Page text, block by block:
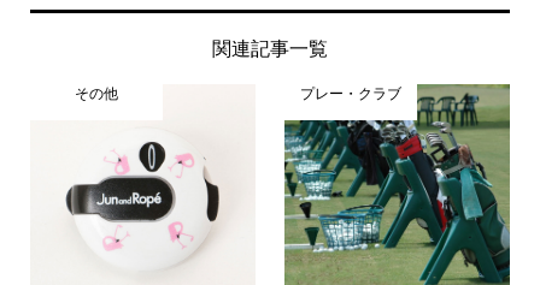
関連記事一覧
その他 プレー・クラブ